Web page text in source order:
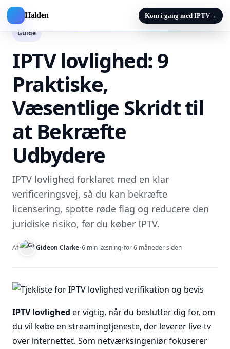
Halden Kom i gang med IPTV→
Guide
IPTV lovlighed: 9
Praktiske,
Væsentlige Skridt til
at Bekræfte
Udbydere
IPTV lovlighed forklaret med en klar
verificeringsvej, så du kan bekræfte
licensering, spotte røde flag og reducere den
juridiske risiko, før du køber IPTV.
Af Gideon Clarke•6 min læsning•for 6 måneder siden
IPTV lovlighed er vigtig, når du beslutter dig for, om
du vil købe en streamingtjeneste, der leverer live-tv
over internettet. Som netværksingeniør fokuserer